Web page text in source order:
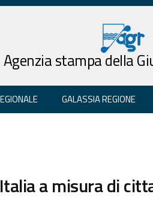
Agenzia stampa della
GALASSIA REGIONE
a misura di